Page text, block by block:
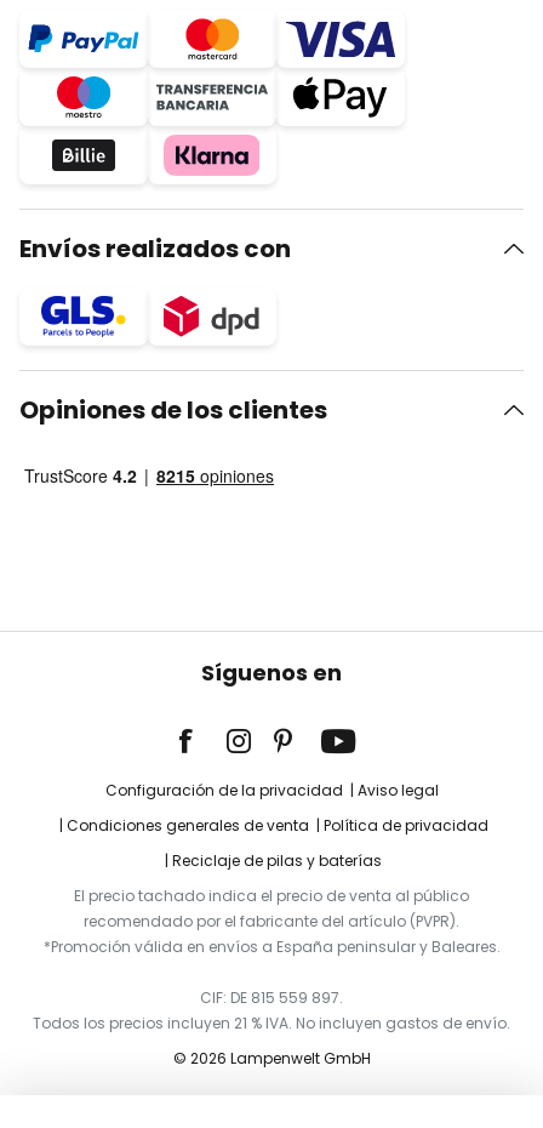
Envíos realizados con
Opiniones de los clientes
Síguenos en
Configuración de la privacidad
Aviso legal
Condiciones generales de venta
Política de privacidad
Reciclaje de pilas y baterías
El precio tachado indica el precio de venta al público
recomendado por el fabricante del artículo (PVPR).
*Promoción válida en envíos a España peninsular y Baleares.
CIF: DE 815 559 897.
Todos los precios incluyen 21 % IVA. No incluyen gastos de envío.
© 2026 Lampenwelt GmbH